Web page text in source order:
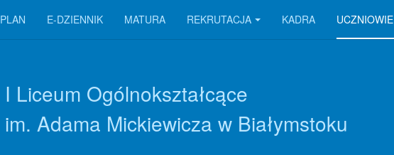
PLAN E-DZIENNIK MATURA REKRUTACJA KADRA UCZNIOWIE
I Liceum Ogólnokształcące
im. Adama Mickiewicza w Białymstoku